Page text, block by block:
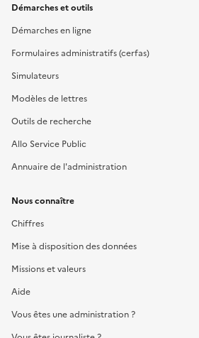
Démarches et outils
Démarches en ligne
Formulaires administratifs (cerfas)
Simulateurs
Modèles de lettres
Outils de recherche
Allo Service Public
Annuaire de l'administration
Nous connaître
Chiffres
Mise à disposition des données
Missions et valeurs
Aide
Vous êtes une administration ?